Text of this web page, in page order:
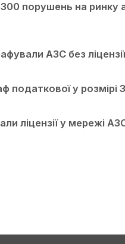
порушень на
АЗС без
у розмірі
ліцензії у мережі